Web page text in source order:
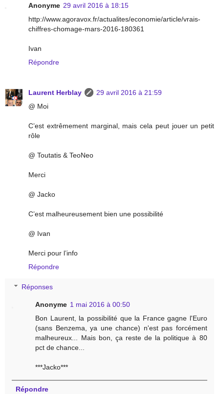
Anonyme 29 avril 2016 à 18:15
http://www.agoravox.fr/actualites/economie/article/vrais-
chiffres-chomage-mars-2016-180361
Ivan
Répondre
Laurent Herblay
29 avril 2016 à 21:59
@ Moi
C’est extrêmement marginal, mais cela peut jouer un petit
rôle
@ Toutatis & TeoNeo
Merci
@ Jacko
C’est malheureusement bien une possibilité
@ Ivan
Merci pour l’info
Répondre
Réponses
Anonyme 1 mai 2016 à 00:50
Bon Laurent, la possibilité que la France gagne l'Euro
(sans Benzema, ya une chance) n'est pas forcément
malheureux... Mais bon, ça reste de la politique à 80
pct de chance...
***Jacko***
Répondre